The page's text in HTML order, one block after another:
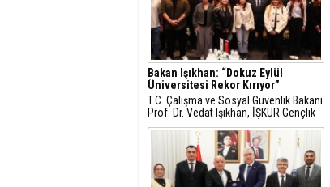
Bakan Işıkhan: “Dokuz Eylül
Üniversitesi Rekor Kırıyor”
T.C. Çalışma ve Sosyal Güvenlik Bakanı
Prof. Dr. Vedat Işıkhan, İŞKUR Gençlik
Programı kapsamında Dokuz Eylül
Üniversitesi öğrencileriyle buluşarak
genç istihdamına ilişkin
değerlendirmelerde bulundu ve
öğrencilerin sorularını yanıtladı.